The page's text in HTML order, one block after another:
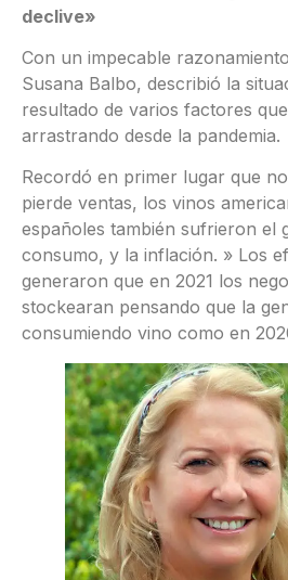
declive»
Con un impecable
Susana Balbo, describió la
resultado de varios factores
arrastrando desde la pandemia.
Recordó en primer lugar que
pierde ventas, los vinos
españoles también sufrieron el
consumo, y la inflación. » Los
generaron que en 2021 los
stockearan pensando que la
consumiendo vino como en